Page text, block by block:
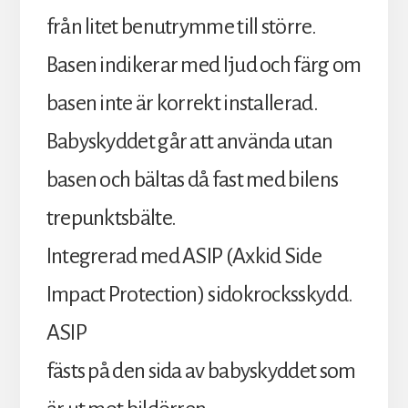
från litet benutrymme till större.
Basen indikerar med ljud och färg om
basen inte är korrekt installerad.
Babyskyddet går att använda utan
basen och bältas då fast med bilens
trepunktsbälte.
Integrerad med ASIP (Axkid Side
Impact Protection) sidokrocksskydd.
ASIP
fästs på den sida av babyskyddet som